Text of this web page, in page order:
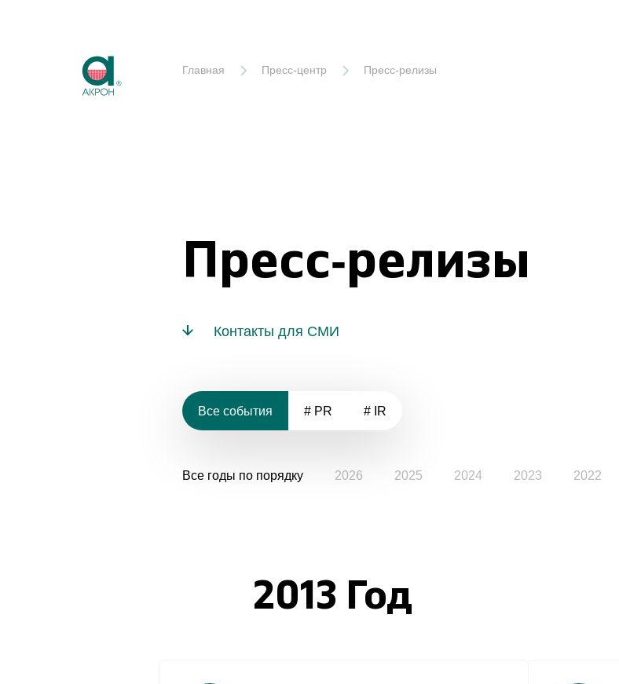
Главная Пресс-центр Пресс-релизы
Пресс-релизы
Контакты для СМИ
Все события # PR # IR
Все годы по порядку 2026 2025 2024 2023 2022
2013 Год